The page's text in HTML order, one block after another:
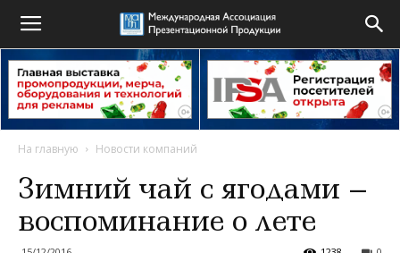
На главную Новости компаний
Зимний чай с ягодами –
воспоминание о лете